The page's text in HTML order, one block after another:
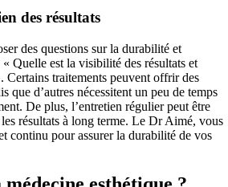
des résultats
des questions sur la durabilité et
« Quelle est la visibilité des résultats et
Certains traitements peuvent offrir des
que d’autres nécessitent un peu de temps
De plus, l’entretien régulier peut être
résultats à long terme. Le Dr Aimé, vous
continu pour assurer la durabilité de vos